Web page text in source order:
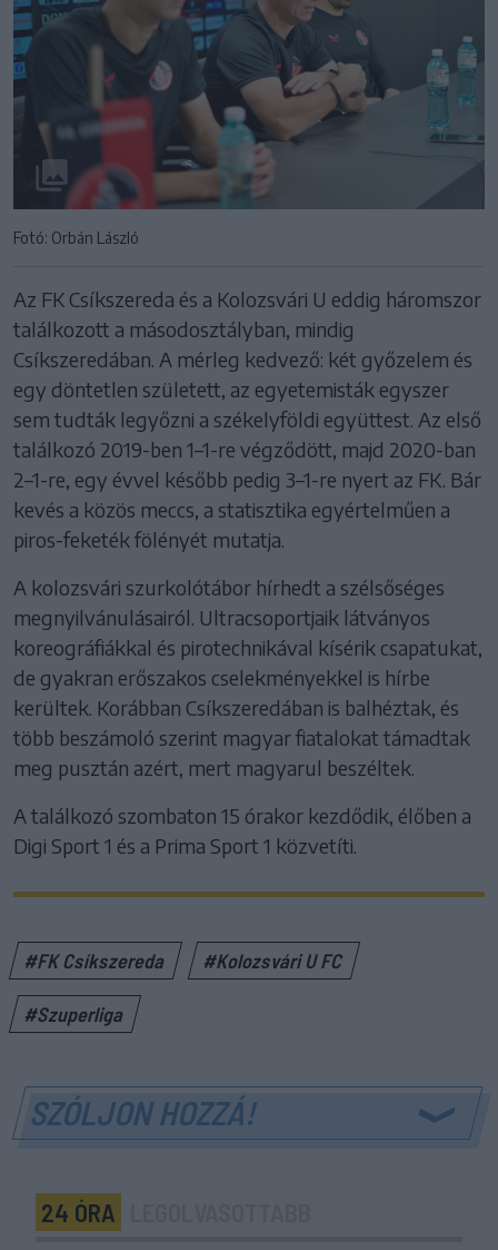
Fotó: Orbán László
Az FK Csíkszereda és a Kolozsvári U eddig háromszor
találkozott a másodosztályban, mindig
Csíkszeredában. A mérleg kedvező: két győzelem és
egy döntetlen született, az egyetemisták egyszer
sem tudták legyőzni a székelyföldi együttest. Az első
találkozó 2019-ben 1–1-re végződött, majd 2020-ban
2–1-re, egy évvel később pedig 3–1-re nyert az FK. Bár
kevés a közös meccs, a statisztika egyértelműen a
piros-feketék fölényét mutatja.
A kolozsvári szurkolótábor hírhedt a szélsőséges
megnyilvánulásairól. Ultracsoportjaik látványos
koreográfiákkal és pirotechnikával kísérik csapatukat,
de gyakran erőszakos cselekményekkel is hírbe
kerültek. Korábban Csíkszeredában is balhéztak, és
több beszámoló szerint magyar fiatalokat támadtak
meg pusztán azért, mert magyarul beszéltek.
A találkozó szombaton 15 órakor kezdődik, élőben a
Digi Sport 1 és a Prima Sport 1 közvetíti.
#FK Csíkszereda #Kolozsvári U FC
#Szuperliga
SZÓLJON HOZZÁ!
24 ÓRA